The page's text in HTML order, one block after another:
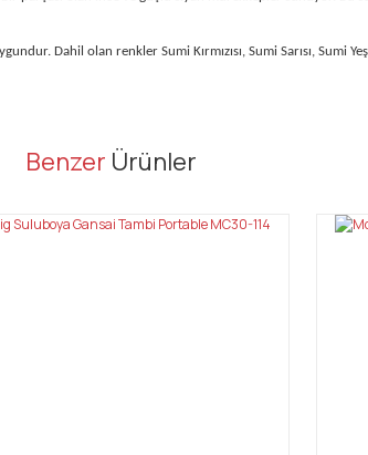
Dahil olan renkler Sumi Kırmızısı, Sumi Sarısı, Sumi
noktaları öneri formunu kullanarak
Benzer Ürünler